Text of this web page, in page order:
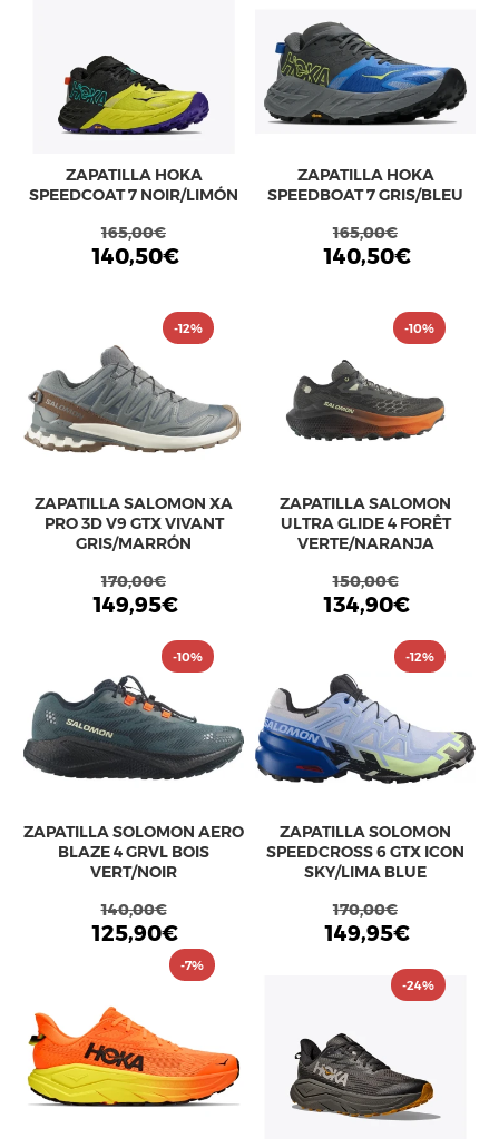
ZAPATILLA HOKA
SPEEDCOAT 7 NOIR/LIMÓN
165,00€
140,50€
ZAPATILLA HOKA
SPEEDBOAT 7 GRIS/BLEU
165,00€
140,50€
ZAPATILLA SALOMON XA
PRO 3D V9 GTX VIVANT
GRIS/MARRÓN
170,00€
-12%
149,95€
ZAPATILLA SALOMON
ULTRA GLIDE 4 FORÊT
VERTE/NARANJA
150,00€
-10%
134,90€
ZAPATILLA SOLOMON AERO
BLAZE 4 GRVL BOIS
VERT/NOIR
140,00€
-10%
125,90€
ZAPATILLA SOLOMON
SPEEDCROSS 6 GTX ICON
SKY/LIMA BLUE
170,00€
-12%
149,95€
-7%
-24%